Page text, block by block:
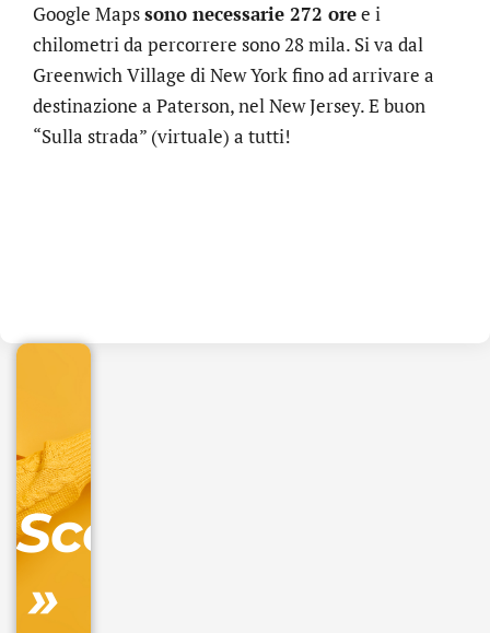
Google Mapssono necessarie 272 oree i
chilometri da percorrere sono 28 mila. Si va dal
Greenwich Village di New York fino ad arrivare a
destinazione a Paterson, nel New Jersey. E buon
“Sulla strada” (virtuale) a tutti!
Scopri
»